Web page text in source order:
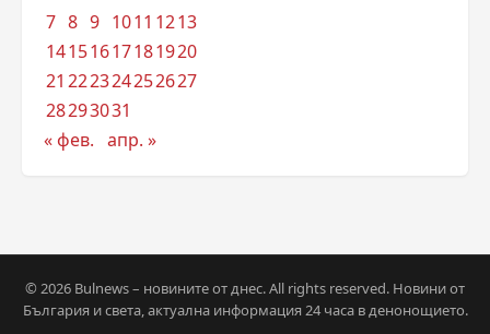
7 8 9 1011 1213
14151617181920
21 222324252627
28293031
« фев. апр. »
© 2026 Bulnews – новините от днес. All rights reserved. Новини от
България и света, актуална информация 24 часа в денонощието.